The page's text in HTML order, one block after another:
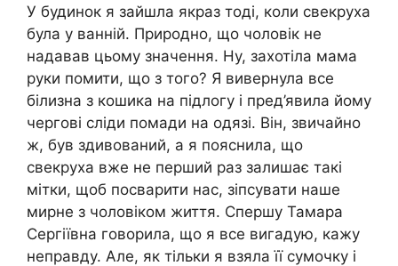
У будинок я зайшла якраз тоді, коли свекруха
була у ванній. Природно, що чоловік не
надавав цьому значення. Ну, захотіла мама
руки помити, що з того? Я вивернула все
білизна з кошика на підлогу і пред’явила йому
чергові сліди помади на одязі. Він, звичайно
ж, був здивований, а я пояснила, що
свекруха вже не перший раз залишає такі
мітки, щоб посварити нас, зіпсувати наше
мирне з чоловіком життя. Спершу Тамара
Сергіївна говорила, що я все вигадую, кажу
неправду. Але, як тільки я взяла її сумочку і